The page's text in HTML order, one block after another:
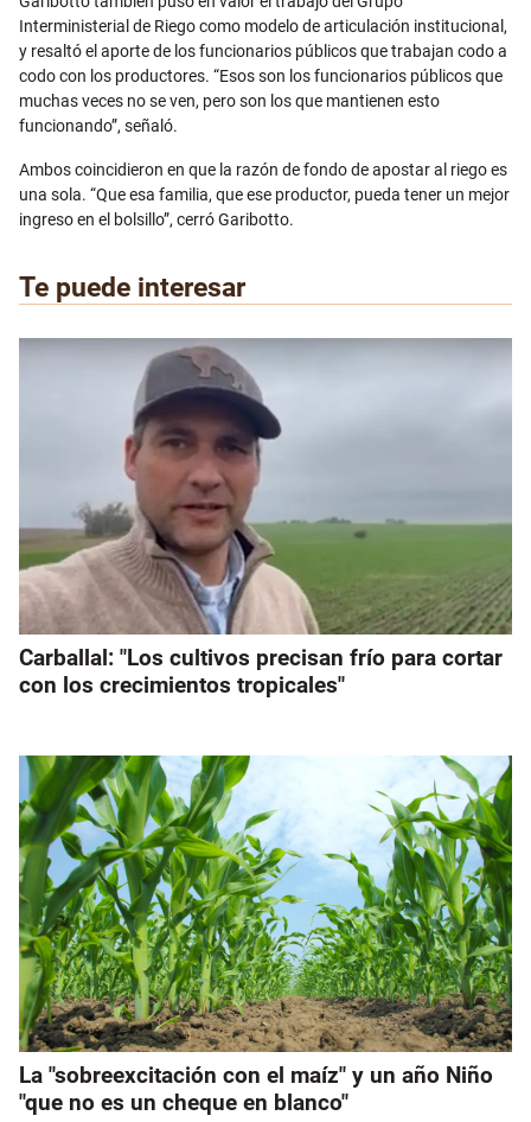
Interministerial de Riego como modelo de articulación institucional,
y resaltó el aporte de los funcionarios públicos que trabajan codo a
codo con los productores. “Esos son los funcionarios públicos que
muchas veces no se ven, pero son los que mantienen esto
funcionando”, señaló.
Ambos coincidieron en que la razón de fondo de apostar al riego es
una sola. “Que esa familia, que ese productor, pueda tener un mejor
ingreso en el bolsillo”, cerró Garibotto.
Te puede interesar
Carballal: "Los cultivos precisan frío para cortar
con los crecimientos tropicales"
La "sobreexcitación con el maíz" y un año Niño
"que no es un cheque en blanco"